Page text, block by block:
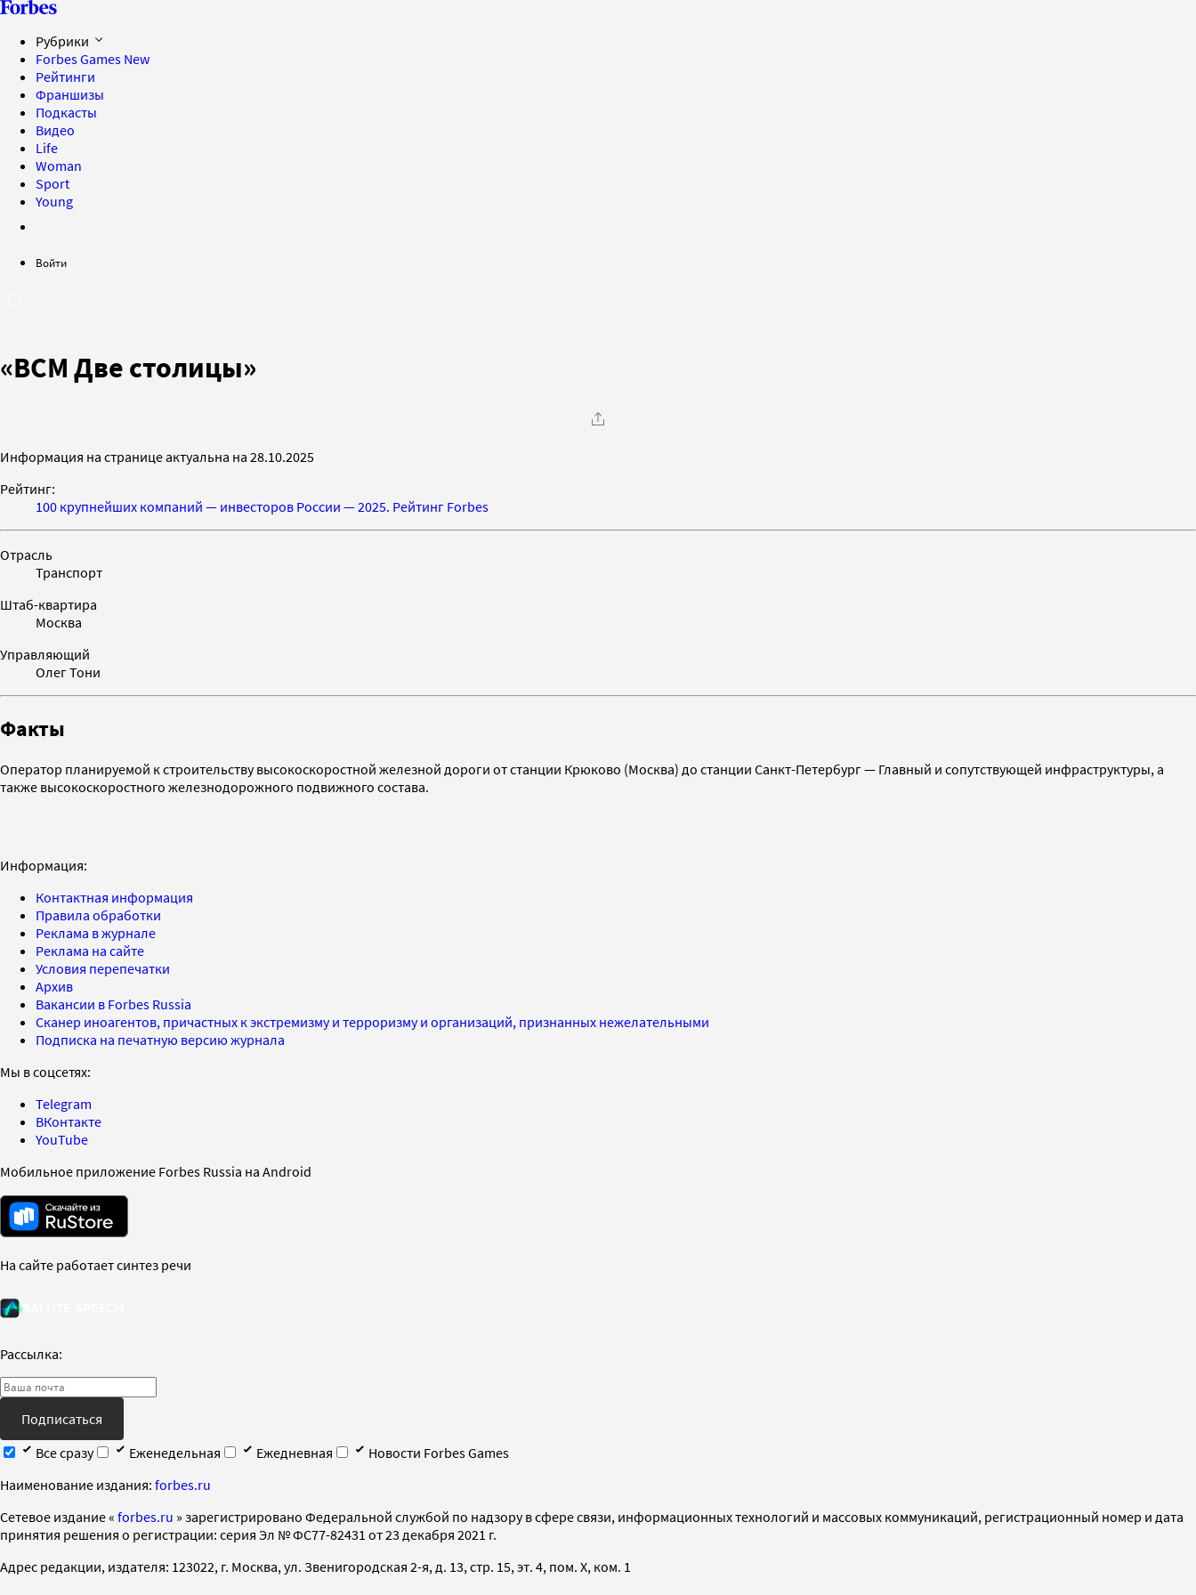
Рубрики
Forbes Games New
Рейтинги
Франшизы
Подкасты
Видео
Life
Woman
Sport
Young
Войти
«ВСМ Две столицы»
Информация на странице актуальна на 28.10.2025
Рейтинг:
100 крупнейших компаний — инвесторов России — 2025. Рейтинг Forbes
Отрасль
Транспорт
Штаб-квартира
Москва
Управляющий
Олег Тони
Факты
Оператор планируемой к строительству высокоскоростной железной дороги от станции Крюково (Москва) до станции Санкт-Петербург — Главный и сопутствующей инфраструктуры, а
также высокоскоростного железнодорожного подвижного состава.
Информация:
Контактная информация
Правила обработки
Реклама в журнале
Реклама на сайте
Условия перепечатки
Архив
Вакансии в Forbes Russia
Сканер иноагентов, причастных к экстремизму и терроризму и организаций, признанных нежелательными
Подписка на печатную версию журнала
Мы в соцсетях:
Telegram
ВКонтакте
YouTube
Мобильное приложение Forbes Russia на Android
На сайте работает синтез речи
Рассылка:
Подписаться
Все сразу
Еженедельная Ежедневная
Новости Forbes Games
Наименование издания: forbes.ru
Cетевое издание « forbes.ru » зарегистрировано Федеральной службой по надзору в сфере связи, информационных технологий и массовых коммуникаций, регистрационный номер и дата
принятия решения о регистрации: серия Эл № ФС77-82431 от 23 декабря 2021 г.
Адрес редакции, издателя: 123022, г. Москва, ул. Звенигородская 2-я, д. 13, стр. 15, эт. 4, пом. X, ком. 1